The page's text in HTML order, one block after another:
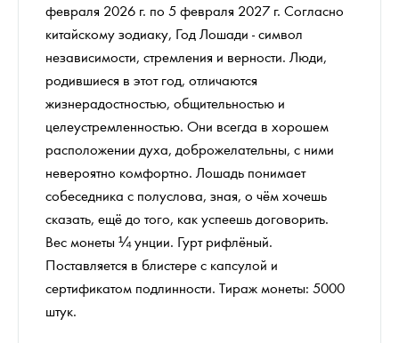
февраля 2026 г. по 5 февраля 2027 г. Согласно
китайскому зодиаку, Год Лошади - символ
независимости, стремления и верности. Люди,
родившиеся в этот год, отличаются
жизнерадостностью, общительностью и
целеустремленностью. Они всегда в хорошем
расположении духа, доброжелательны, с ними
невероятно комфортно. Лошадь понимает
собеседника с полуслова, зная, о чём хочешь
сказать, ещё до того, как успеешь договорить.
Вес монеты ¼ унции. Гурт рифлёный.
Поставляется в блистере с капсулой и
сертификатом подлинности. Тираж монеты: 5000
штук.